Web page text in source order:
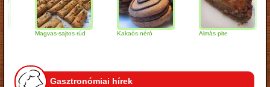
Magvas-sajtos rúd Kakaós néró Almás pite
Gasztronómiai hírek